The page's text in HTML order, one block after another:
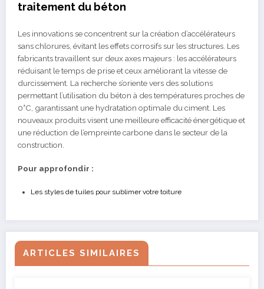
traitement du béton
Les innovations se concentrent sur la création d’accélérateurs
sans chlorures, évitant les effets corrosifs sur les structures. Les
fabricants travaillent sur deux axes majeurs : les accélérateurs
réduisant le temps de prise et ceux améliorant la vitesse de
durcissement. La recherche s’oriente vers des solutions
permettant l’utilisation du béton à des températures proches de
0°C, garantissant une hydratation optimale du ciment. Les
nouveaux produits visent une meilleure efficacité énergétique et
une réduction de l’empreinte carbone dans le secteur de la
construction.
Pour approfondir :
Les styles de tuiles pour sublimer votre toiture
ARTICLES SIMILAIRES